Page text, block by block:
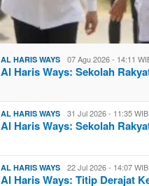
AL HARIS WAYS 07 Agu 2026 - 14:11
Al Haris Ways: Sekolah
AL HARIS WAYS 31 Jul 2026 - 11:35 WIB
Al Haris Ways: Sekolah
AL HARIS WAYS 22 Jul 2026 - 14:07 WIB
Al Haris Ways: Titip Derajat